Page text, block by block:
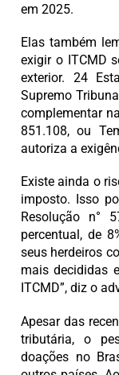
em 2025.
Elas também
exigir o ITCMD
exterior. 24
Supremo
complementar
851.108, ou
autoriza a
Existe ainda o
imposto. Isso
Resolução n°
percentual, de
seus herdeiros
mais decididas
ITCMD”, diz o
Apesar das
tributária, o
doações no